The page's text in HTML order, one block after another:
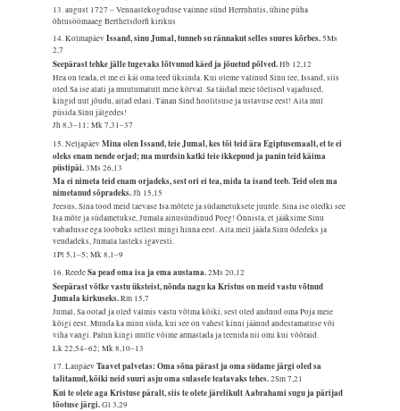
13. august 1727 – Vennastekoguduse vaimne sünd Herrnhutis, ühine püha
õhtusöömaaeg Berthelsdorfi kirikus
14. KolmapäevIssand, sinu Jumal, tunneb su rännakut selles suures kõrbes.5Ms
2,7
Seepärast tehke jälle tugevaks lõtvunud käed ja jõuetud põlved.Hb 12,12
Hea on teada, et me ei käi oma teed üksinda. Kui oleme valinud Sinu tee, Issand, siis
oled Sa ise alati ja muutumatult meie kõrval. Sa täidad meie tõelised vajadused,
kingid uut jõudu, aitad edasi. Tänan Sind hoolitsuse ja ustavuse eest! Aita mul
püsida Sinu jälgedes!
Jh 8,3–11; Mk 7,31–37
15. NeljapäevMina olen Issand, teie Jumal, kes tõi teid ära Egiptusemaalt, et te ei
oleks enam nende orjad; ma murdsin katki teie ikkepuud ja panin teid käima
püstipäi.3Ms 26,13
Ma ei nimeta teid enam orjadeks, sest ori ei tea, mida ta isand teeb. Teid olen ma
nimetanud sõpradeks.Jh 15,15
Jeesus, Sina tood meid taevase Isa mõtete ja südametuksete juurde. Sina ise oledki see
Isa mõte ja südametukse, Jumala ainusündinud Poeg! Õnnista, et jääksime Sinu
vabadusse ega loobuks sellest mingi hinna eest. Aita meil jääda Sinu õdedeks ja
vendadeks, Jumala lasteks igavesti.
1Pt 5,1–5; Mk 8,1–9
16. ReedeSa pead oma isa ja ema austama.2Ms 20,12
Seepärast võtke vastu üksteist, nõnda nagu ka Kristus on meid vastu võtnud
Jumala kirkuseks.Rm 15,7
Jumal, Sa ootad ja oled valmis vastu võtma kõiki, sest oled andnud oma Poja meie
kõigi eest. Muuda ka minu süda, kui see on vahest kinni jäänud andestamatuse või
viha vangi. Palun kingi mulle võime armastada ja teenida nii omi kui võõraid.
Lk 22,54–62; Mk 8,10–13
17. LaupäevTaavet palvetas: Oma sõna pärast ja oma südame järgi oled sa
talitanud, kõiki neid suuri asju oma sulasele teatavaks tehes.2Sm 7,21
Kui te olete aga Kristuse päralt, siis te olete järelikult Aabrahami sugu ja pärijad
tõotuse järgi.Gl 3,29